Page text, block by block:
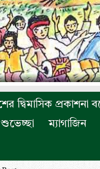
দ্বিমাসিক প্রকাশনা
শুভেচ্ছা ম্যাগাজিন